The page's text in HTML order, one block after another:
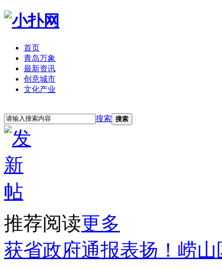
首页
青岛万象
最新资讯
创意城市
文化产业
搜索 搜索
推荐阅读更多
获省政府通报表扬！崂